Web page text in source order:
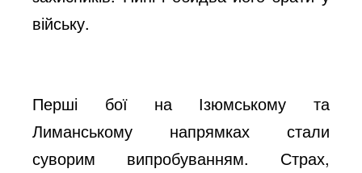
війську.
Перші бої на Ізюмському та
Лиманському напрямках стали
суворим випробуванням. Страх,